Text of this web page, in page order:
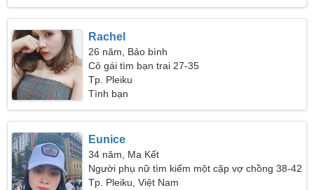
Rachel
26 năm, Bảo bình
Cô gái tìm bạn trai 27-35
Tp. Pleiku
Tình bạn
Eunice
34 năm, Ma Kết
Người phụ nữ tìm kiếm một cặp vợ chồng 38-42
Tp. Pleiku, Việt Nam